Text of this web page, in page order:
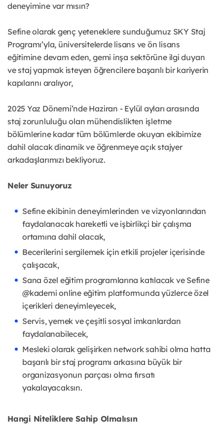
deneyimine var mısın?
Sefine olarak genç yeteneklere sunduğumuz SKY Staj
Programı’yla, üniversitelerde lisans ve ön lisans
eğitimine devam eden, gemi inşa sektörüne ilgi duyan
ve staj yapmak isteyen öğrencilere başarılı bir kariyerin
kapılarını aralıyor,
2025 Yaz Dönemi’nde Haziran - Eylül ayları arasında
staj zorunluluğu olan mühendislikten işletme
bölümlerine kadar tüm bölümlerde okuyan ekibimize
dahil olacak dinamik ve öğrenmeye açık stajyer
arkadaşlarımızı bekliyoruz.
Neler Sunuyoruz
Sefine ekibinin deneyimlerinden ve vizyonlarından
faydalanacak hareketli ve işbirlikçi bir çalışma
ortamına dahil olacak,
Becerilerini sergilemek için etkili projeler içerisinde
çalışacak,
Sana özel eğitim programlarına katılacak ve Sefine
@kademi online eğitim platformunda yüzlerce özel
içerikleri deneyimleyecek,
Servis, yemek ve çeşitli sosyal imkanlardan
faydalanabilecek,
Mesleki olarak gelişirken network sahibi olma hatta
başarılı bir staj programı arkasına büyük bir
organizasyonun parçası olma fırsatı
yakalayacaksın.
Hangi Niteliklere Sahip Olmalısın